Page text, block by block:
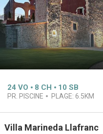
24 VO 8 CH 10 SB
PR. PISCINE PLAGE: 6.5KM
Villa Marineda Llafranc